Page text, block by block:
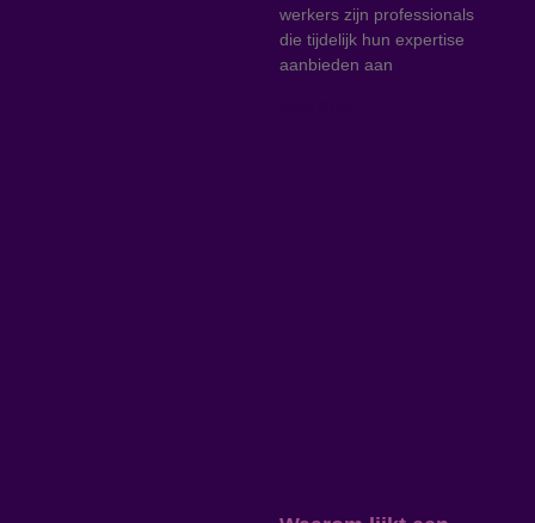
werkers zijn professionals
die tijdelijk hun expertise
aanbieden aan